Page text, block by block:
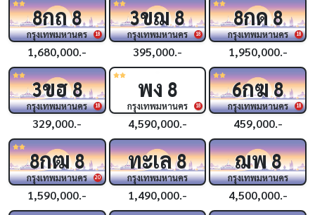
18
8กถ8
กรุงเทพมหานคร
1,680,000.-
18
3ขฌ8
กรุงเทพมหานคร
395,000.-
18
8กด8
กรุงเทพมหานคร
1,950,000.-
18
3ขฮ8
กรุงเทพมหานคร
329,000.-
18
พง 8
กรุงเทพมหานคร
4,590,000.-
18
6กฆ8
กรุงเทพมหานคร
459,000.-
20
8กฒ8
กรุงเทพมหานคร
1,590,000.-
ทะเล8
กรุงเทพมหานคร
1,490,000.-
ฌพ8
กรุงเทพมหานคร
4,500,000.-